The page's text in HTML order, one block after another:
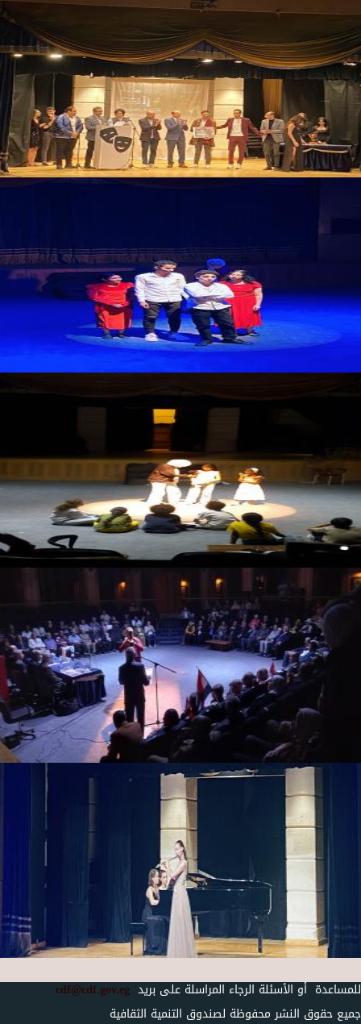
للمساعدة أو الأسئلة الرجاء المراسلة على بريد
جميع حقوق النشر محفوظة لصندوق التنمية الثقافية